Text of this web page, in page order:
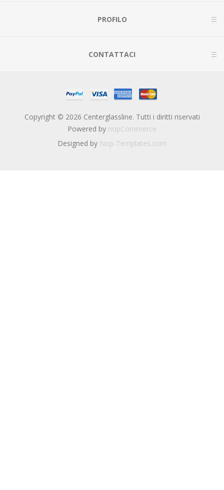
PROFILO
CONTATTACI
Copyright © 2026 Centerglassline. Tutti i diritti riservati
Powered by nopCommerce
Designed by Nop-Templates.com